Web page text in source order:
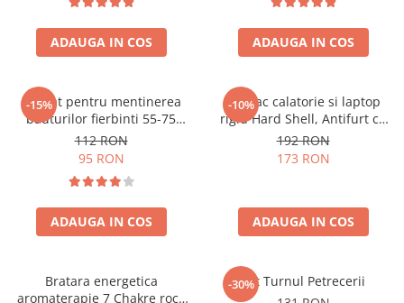
ADAUGA IN COS ADAUGA IN COS
-15%
Aparat pentru mentinerea
bauturilor fierbinti 55-75
grade
112 RON
95 RON
ADAUGA IN COS
-10%
Rucsac calatorie si laptop
rigid Hard Shell, Antifurt cu
port USB, Waterproof,
44x30x17 cm,
192 RON
173 RON
ADAUGA IN COS
Bratara energetica
aromaterapie 7 Chakre roca
-30%Set Turnul Petrecerii